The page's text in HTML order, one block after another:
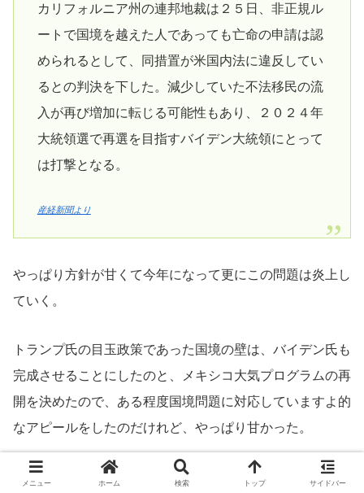
カリフォルニア州の連邦地裁は２５日、非正規ル
ートで国境を越えた人であっても亡命の申請は認
められるとして、同措置が米国内法に違反してい
るとの判決を下した。減少していた不法移民の流
入が再び増加に転じる可能性もあり、２０２４年
大統領選で再選を目指すバイデン大統領にとって
は打撃となる。
産経新聞より
やっぱり方針が甘くて今年になって更にこの問題は炎上し
ていく。
トランプ氏の目玉政策であった国境の壁は、バイデン氏も
完成させることにしたのと、メキシコ大気プログラムの再
開を決めたので、ある程度国境問題に対応していますよ的
なアピールをしたのだけれど、やっぱり甘かった。
不法に国境を越えて亡命申請した人は、その申請を認める
メニュー ホーム 検索 トップ サイドバー